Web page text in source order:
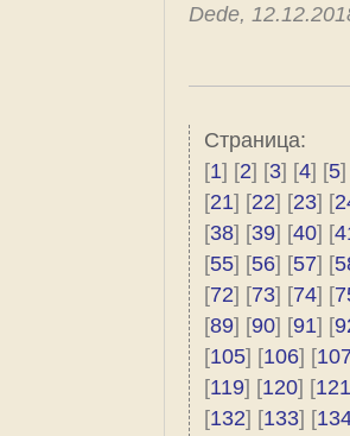
Dede,
Страница:
[1] [2] [3] [4] [5]
[21] [22] [23] [
[38] [39] [40] [
[55] [56] [57] [
[72] [73] [74] [
[89] [90] [91] [
[105] [106] [
[119] [120] [121
[132] [133] [